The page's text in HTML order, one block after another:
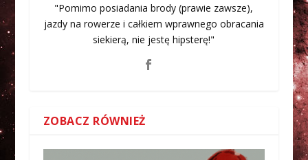
"Pomimo posiadania brody (prawie zawsze),
jazdy na rowerze i całkiem wprawnego obracania
siekierą, nie jestę hipsterę!"
ZOBACZ RÓWNIEŻ